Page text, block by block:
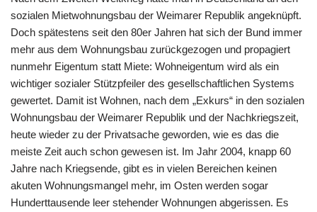
sozialen Mietwohnungsbau der Weimarer Republik angeknüpft.
Doch spätestens seit den 80er Jahren hat sich der Bund immer
mehr aus dem Wohnungsbau zurückgezogen und propagiert
nunmehr Eigentum statt Miete: Wohneigentum wird als ein
wichtiger sozialer Stützpfeiler des gesellschaftlichen Systems
gewertet. Damit ist Wohnen, nach dem „Exkurs“ in den sozialen
Wohnungsbau der Weimarer Republik und der Nachkriegszeit,
heute wieder zu der Privatsache geworden, wie es das die
meiste Zeit auch schon gewesen ist. Im Jahr 2004, knapp 60
Jahre nach Kriegsende, gibt es in vielen Bereichen keinen
akuten Wohnungsmangel mehr, im Osten werden sogar
Hunderttausende leer stehender Wohnungen abgerissen. Es